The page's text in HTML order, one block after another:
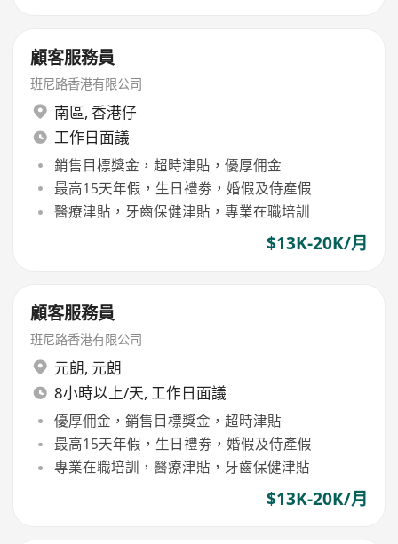
顧客服務員
班尼路香港有限公司
南區, 香港仔
工作日面議
銷售目標獎金，超時津貼，優厚佣金
最高15天年假，生日禮劵，婚假及侍產假
醫療津貼，牙齒保健津貼，專業在職培訓
$13K-20K/月
顧客服務員
班尼路香港有限公司
元朗, 元朗
8小時以上/天, 工作日面議
優厚佣金，銷售目標獎金，超時津貼
最高15天年假，生日禮劵，婚假及侍產假
專業在職培訓，醫療津貼，牙齒保健津貼
$13K-20K/月